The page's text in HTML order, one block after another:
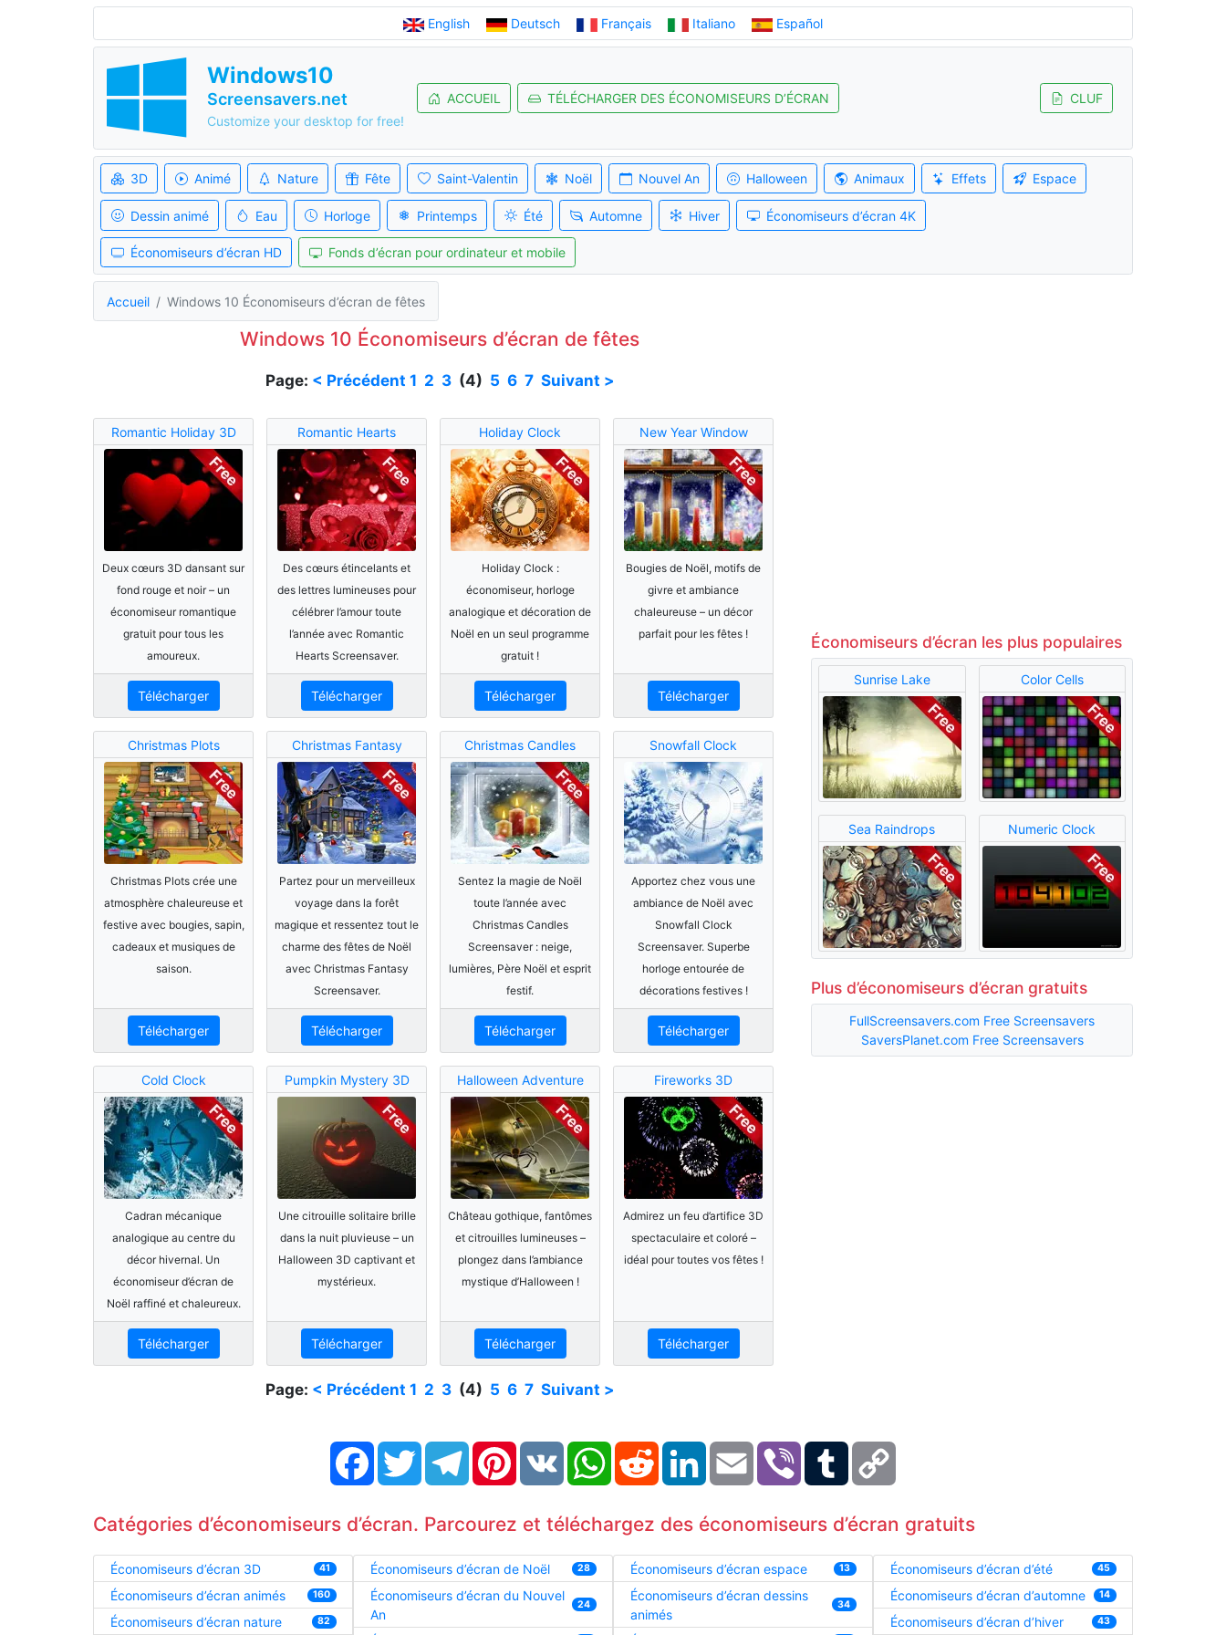
English Deutsch Français Italiano Español
Windows10
Screensavers.net
Customize your desktop for free!
ACCUEIL TÉLÉCHARGER DES ÉCONOMISEURS D’ÉCRAN CLUF
3D Animé Nature Fête Saint-Valentin Noël Nouvel An Halloween Animaux Effets Espace
Dessin animé Eau Horloge Printemps Été Automne Hiver Économiseurs d’écran 4K
Économiseurs d’écran HD Fonds d’écran pour ordinateur et mobile
Accueil Windows 10 Économiseurs d’écran de fêtes
Windows 10 Économiseurs d’écran de fêtes
Page: < Précédent 1 2 3(4) 5 6 7 Suivant >
Romantic Holiday 3D
Deux cœurs 3D dansant sur
fond rouge et noir – un
économiseur romantique
gratuit pour tous les
amoureux.
Télécharger
Romantic Hearts
Des cœurs étincelants et
des lettres lumineuses pour
célébrer l’amour toute
l’année avec Romantic
Hearts Screensaver.
Télécharger
Holiday Clock
Holiday Clock :
économiseur, horloge
analogique et décoration de
Noël en un seul programme
gratuit !
Télécharger
New Year Window
Bougies de Noël, motifs de
givre et ambiance
chaleureuse – un décor
parfait pour les fêtes !
Télécharger
Christmas Plots
Christmas Plots crée une
atmosphère chaleureuse et
festive avec bougies, sapin,
cadeaux et musiques de
saison.
Télécharger
Christmas Fantasy
Partez pour un merveilleux
voyage dans la forêt
magique et ressentez tout le
charme des fêtes de Noël
avec Christmas Fantasy
Screensaver.
Télécharger
Christmas Candles
Sentez la magie de Noël
toute l’année avec
Christmas Candles
Screensaver : neige,
lumières, Père Noël et esprit
festif.
Télécharger
Snowfall Clock
Apportez chez vous une
ambiance de Noël avec
Snowfall Clock
Screensaver. Superbe
horloge entourée de
décorations festives !
Télécharger
Cold Clock
Cadran mécanique
analogique au centre du
décor hivernal. Un
économiseur d’écran de
Noël raffiné et chaleureux.
Télécharger
Pumpkin Mystery 3D
Une citrouille solitaire brille
dans la nuit pluvieuse – un
Halloween 3D captivant et
mystérieux.
Télécharger
Halloween Adventure
Château gothique, fantômes
et citrouilles lumineuses –
plongez dans l’ambiance
mystique d’Halloween !
Télécharger
Fireworks 3D
Admirez un feu d’artifice 3D
spectaculaire et coloré –
idéal pour toutes vos fêtes !
Télécharger
Page: < Précédent 1 2 3(4) 5 6 7 Suivant >
Économiseurs d’écran les plus populaires
Sunrise Lake Color Cells
Sea Raindrops Numeric Clock
Plus d’économiseurs d’écran gratuits
FullScreensavers.com Free Screensavers
SaversPlanet.com Free Screensavers
FacebookTwitter TelegramPinterestVK WhatsAppReddit LinkedIn Email Viber Tumblr
Catégories d’économiseurs d’écran. Parcourez et téléchargez des économiseurs d’écran gratuits
Économiseurs d’écran 3D 41
Économiseurs d’écran animés 160
Économiseurs d’écran nature 82
Économiseurs d’écran de Noël 28
Économiseurs d’écran du Nouvel
An
24
Économiseurs d’écran espace 13
Économiseurs d’écran dessins
animés
34
Économiseurs d’écran d’été 45
Économiseurs d’écran d’automne 14
Économiseurs d’écran d’hiver 43